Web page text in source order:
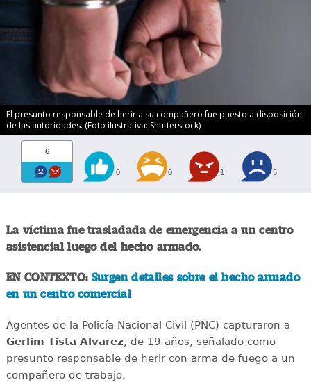
El presunto responsable de herir a su compañero fue puesto a disposición
de las autoridades. (Foto ilustrativa: Shutterstock)
6
0 0 1 5
La víctima fue trasladada de emergencia a un centro
asistencial luego del hecho armado.
EN CONTEXTO: Surgen detalles sobre el hecho armado
en un centro comercial
Agentes de la Policía Nacional Civil (PNC) capturaron a
Gerlim Tista Alvarez, de 19 años, señalado como
presunto responsable de herir con arma de fuego a un
compañero de trabajo.